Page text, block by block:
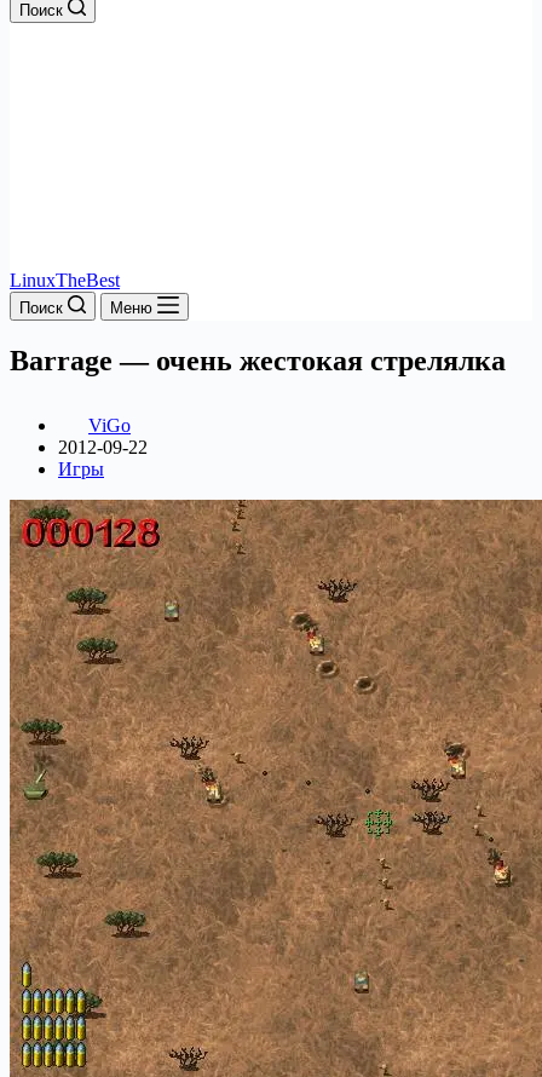
Поиск
LinuxTheBest
Поиск Меню
Barrage — очень жестокая стрелялка
ViGo
2012-09-22
Игры